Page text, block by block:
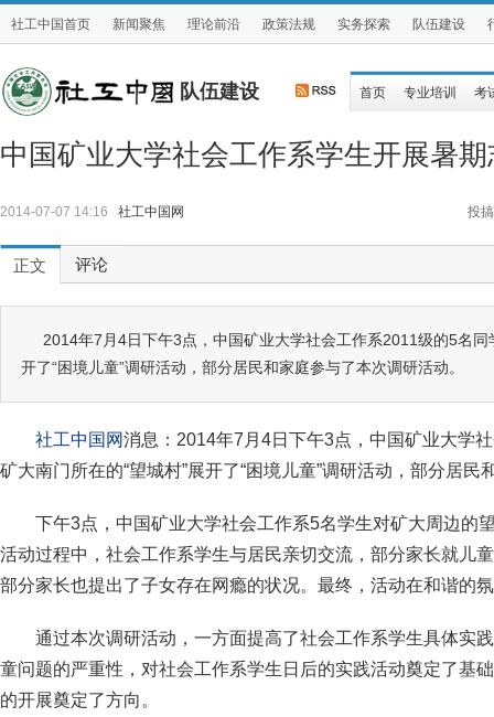
社工中国首页 新闻聚焦 理论前沿 政策法规 实务探索 队伍建设
队伍建设 首页 专业培训 考
中国矿业大学社会工作系学生开展暑
2014-07-07 14:16 社工中国网 投搞
正文 评论
2014年7月4日下午3点，中国矿业大学社会工作系2011级的5名同
开了“困境儿童”调研活动，部分居民和家庭参与了本次调研活动。
社工中国网消息：2014年7月4日下午3点，中国矿业大学
矿大南门所在的“望城村”展开了“困境儿童”调研活动，部分居
下午3点，中国矿业大学社会工作系5名学生对矿大周边的
活动过程中，社会工作系学生与居民亲切交流，部分家长就儿
部分家长也提出了子女存在网瘾的状况。最终，活动在和谐的
通过本次调研活动，一方面提高了社会工作系学生具体实
童问题的严重性，对社会工作系学生日后的实践活动奠定了基
的开展奠定了方向。